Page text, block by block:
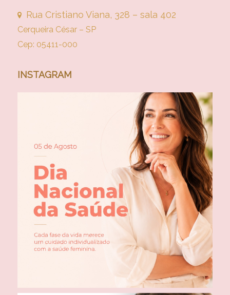
Rua Cristiano Viana, 328 – sala 402
Cerqueira César – SP
Cep: 05411-000
INSTAGRAM